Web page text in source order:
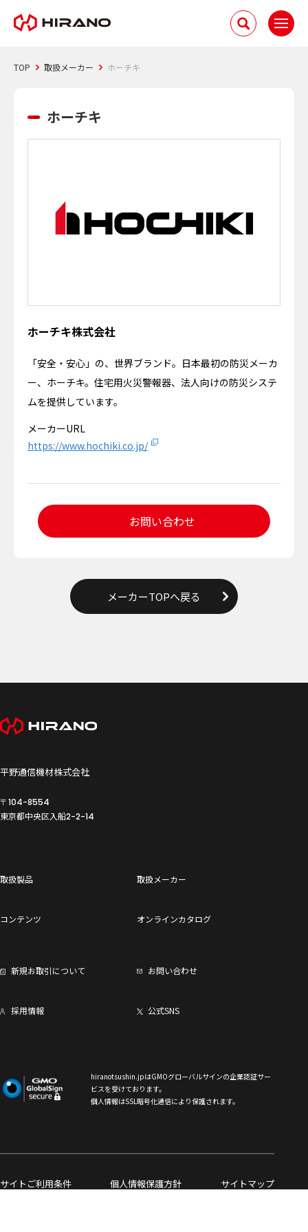
TOP 取扱メーカー ホーチキ
ホーチキ
ホーチキ株式会社
「安全・安心」の、世界ブランド。日本最初の防災メーカ
ー、ホーチキ。住宅用火災警報器、法人向けの防災システ
ムを提供しています。
メーカーURL
https://www.hochiki.co.jp/
お問い合わせ
メーカーTOPへ戻る
平野通信機材株式会社
〒104-8554
東京都中央区入船2-2-14
取扱製品 取扱メーカー
コンテンツ オンラインカタログ
新規お取引について お問い合わせ
採用情報 公式SNS
hiranotsushin.jpはGMOグローバルサインの企業認証サー
ビスを受けております。
個人情報はSSL暗号化通信により保護されます。
サイトご利用条件 個人情報保護方針 サイトマップ